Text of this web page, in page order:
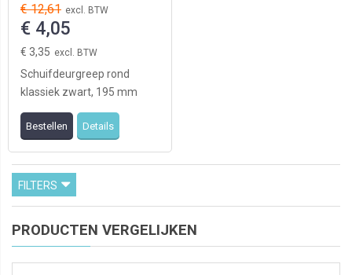
€ 4,05
€ 3,35
€ 12,61
Schuifdeurgreep rond
klassiek zwart, 195 mm
Voor dit product geldt
OP=OP
Bestellen Details
FILTERS
PRODUCTEN VERGELIJKEN